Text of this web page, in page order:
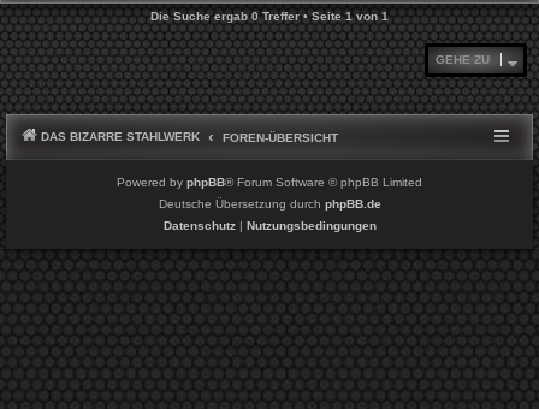
Die Suche ergab 0 Treffer • Seite1von1
GEHE ZU
DAS BIZARRE STAHLWERK FOREN-ÜBERSICHT
Powered by phpBB® Forum Software © phpBB Limited
Deutsche Übersetzung durch phpBB.de
Datenschutz| Nutzungsbedingungen